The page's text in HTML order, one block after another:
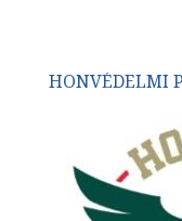
HONVÉDELMI